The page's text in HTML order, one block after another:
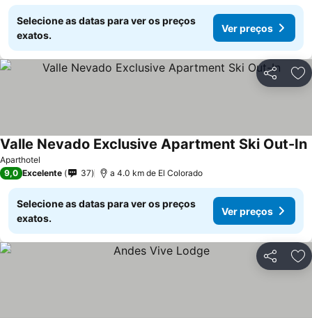
Selecione as datas para ver os preços
exatos.
Ver preços
Partilhar
Aparthotel
Valle Nevado Exclusive Apartment Ski Out-In
9,0 Excelente 37 a 4.0 km de El Colorado
Selecione as datas para ver os preços
exatos.
Ver preços
Partilhar